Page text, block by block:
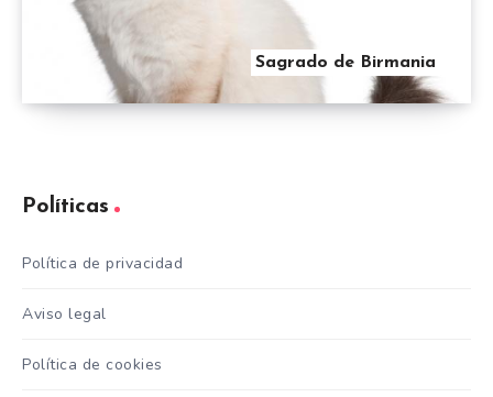
Sagrado de Birmania
Políticas
Política de privacidad
Aviso legal
Política de cookies